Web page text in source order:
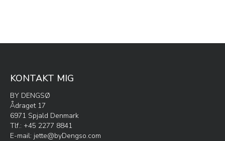
KONTAKT MIG
BY DENGSØ
Ådraget 17
6971 Spjald Denmark
Tlf.: +45 2277 8841
E-mail: jette@byDengso.com